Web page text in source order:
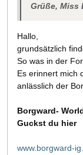
Grüße, Miss
Hallo,
grundsätzlich
So was in der
Es erinnert mich
anlässlich der
Borgward-
Guckst du hier
www.borgward-